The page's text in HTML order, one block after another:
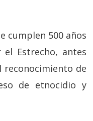
500 años
Estrecho, antes
reconocimiento de
de etnocidio y